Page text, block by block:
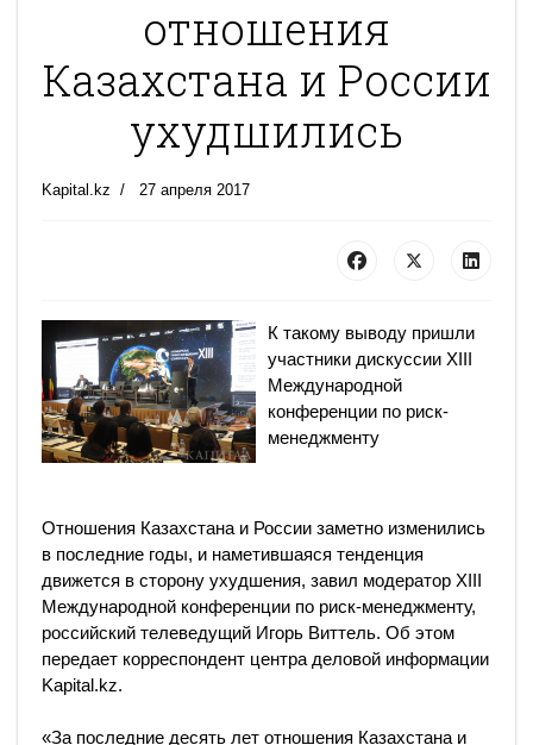
отношения
Казахстана и России
ухудшились
Kapital.kz 27 апреля 2017
К такому выводу пришли
участники дискуссии XIII
Международной
конференции по риск-
менеджменту
Отношения Казахстана и России заметно изменились
в последние годы, и наметившаяся тенденция
движется в сторону ухудшения, завил модератор XIII
Международной конференции по риск-менеджменту,
российский телеведущий Игорь Виттель. Об этом
передает корреспондент центра деловой информации
Kapital.kz.
«За последние десять лет отношения Казахстана и